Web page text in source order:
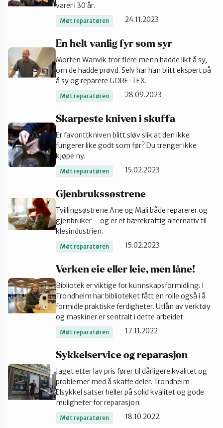
varer i 30 år.
Møt reparatøren 24.11.2023
En helt vanlig fyr som syr
Morten Wanvik tror flere menn hadde likt å sy,
om de hadde prøvd. Selv har han blitt ekspert på
å sy og reparere GORE-TEX.
Møt reparatøren 28.09.2023
Skarpeste kniven i skuffa
Er favorittkniven blitt sløv slik at den ikke
fungerer like godt som før? Du trenger ikke
kjøpe ny.
Møt reparatøren 15.02.2023
Gjenbrukssøstrene
Tvillingsøstrene Ane og Mali både reparerer og
gjenbruker – og er et bærekraftig alternativ til
klesindustrien.
Møt reparatøren 15.02.2023
Verken eie eller leie, men låne!
Bibliotek er viktige for kunnskapsformidling. I
Trondheim har biblioteket fått en rolle også i å
formidle praktiske ferdigheter. Utlån av verktøy
og maskiner er sentralt i dette arbeidet
Møt reparatøren 17.11.2022
Sykkelservice og reparasjon
Jaget etter lav pris fører til dårligere kvalitet og
problemer med å skaffe deler. Trondheim
Elsykkel satser heller på solid kvalitet og gode
muligheter for reparasjon.
Møt reparatøren 18.10.2022